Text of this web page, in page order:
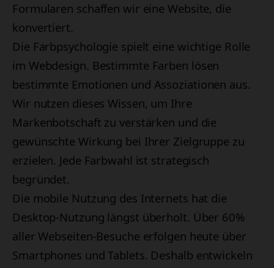
Formularen schaffen wir eine Website, die
konvertiert.
Die Farbpsychologie spielt eine wichtige Rolle
im Webdesign. Bestimmte Farben lösen
bestimmte Emotionen und Assoziationen aus.
Wir nutzen dieses Wissen, um Ihre
Markenbotschaft zu verstärken und die
gewünschte Wirkung bei Ihrer Zielgruppe zu
erzielen. Jede Farbwahl ist strategisch
begründet.
Die mobile Nutzung des Internets hat die
Desktop-Nutzung längst überholt. Über 60%
aller Webseiten-Besuche erfolgen heute über
Smartphones und Tablets. Deshalb entwickeln